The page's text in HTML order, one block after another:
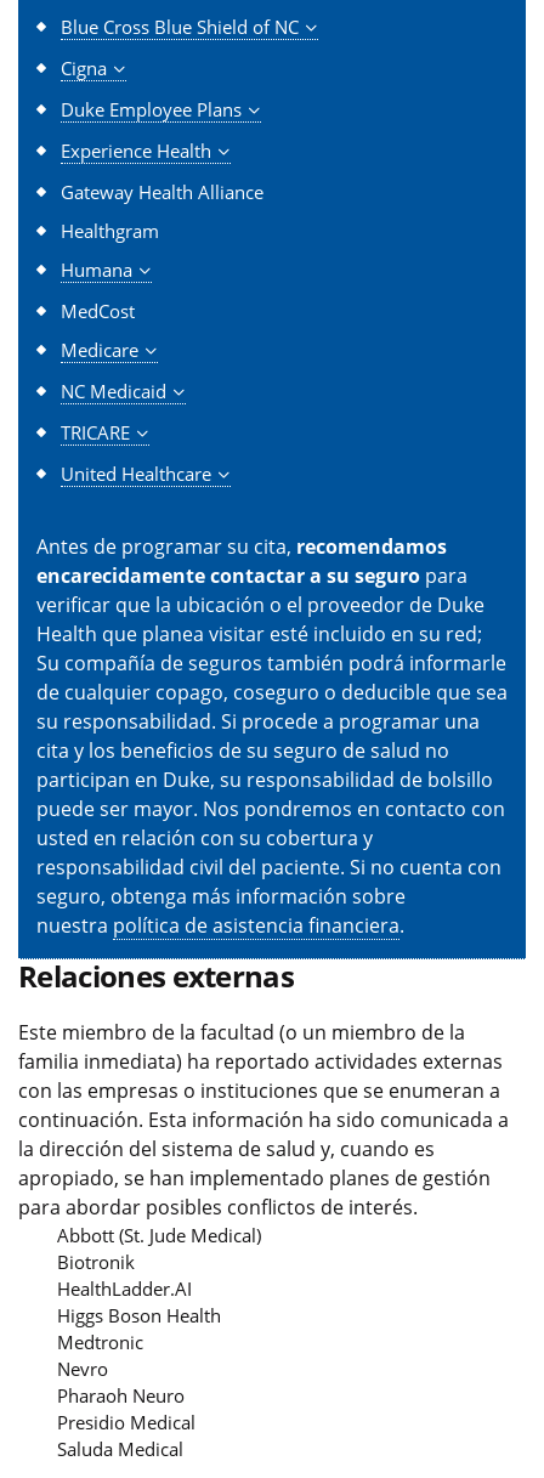
Blue Cross Blue Shield of NC
Cigna
Duke Employee Plans
Experience Health
Gateway Health Alliance
Healthgram
Humana
MedCost
Medicare
NC Medicaid
TRICARE
United Healthcare
Antes de programar su cita, recomendamos
encarecidamente contactar a su seguro para
verificar que la ubicación o el proveedor de Duke
Health que planea visitar esté incluido en su red;
Su compañía de seguros también podrá informarle
de cualquier copago, coseguro o deducible que sea
su responsabilidad. Si procede a programar una
cita y los beneficios de su seguro de salud no
participan en Duke, su responsabilidad de bolsillo
puede ser mayor. Nos pondremos en contacto con
usted en relación con su cobertura y
responsabilidad civil del paciente. Si no cuenta con
seguro, obtenga más información sobre
nuestra política de asistencia financiera.
Relaciones externas
Este miembro de la facultad (o un miembro de la
familia inmediata) ha reportado actividades externas
con las empresas o instituciones que se enumeran a
continuación. Esta información ha sido comunicada a
la dirección del sistema de salud y, cuando es
apropiado, se han implementado planes de gestión
para abordar posibles conflictos de interés.
Abbott (St. Jude Medical)
Biotronik
HealthLadder.AI
Higgs Boson Health
Medtronic
Nevro
Pharaoh Neuro
Presidio Medical
Saluda Medical